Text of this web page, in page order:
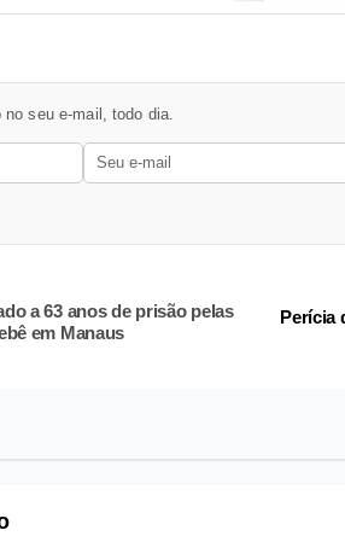
no seu e-mail, todo dia.
a 63 anos de prisão pelas
em Manaus
Perícia